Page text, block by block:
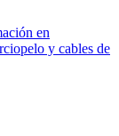
en
y cables de